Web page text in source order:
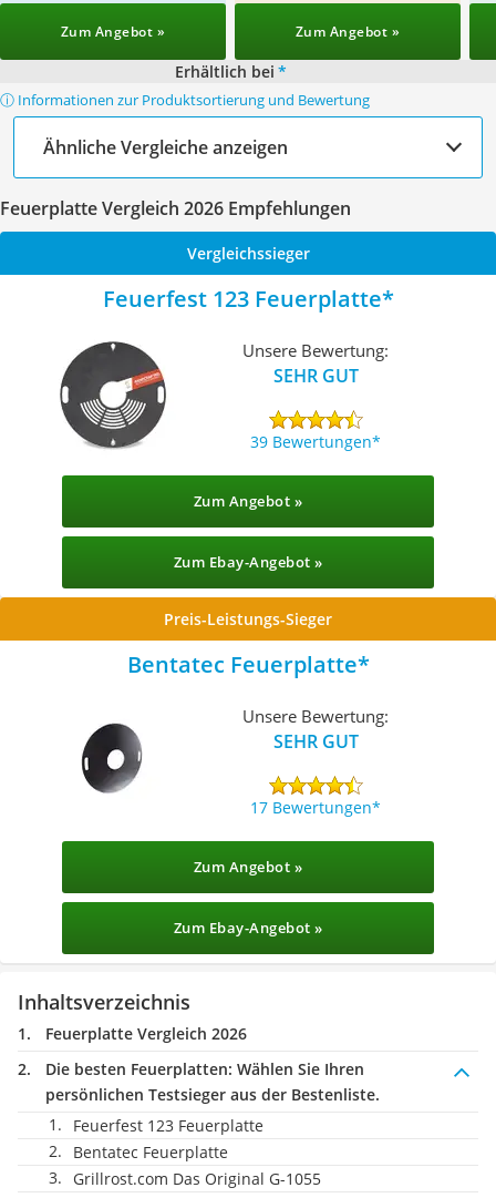
Zum Angebot » Zum Angebot »
Erhältlich bei *
ⓘ Informationen zur Produktsortierung und Bewertung
Ähnliche Vergleiche anzeigen
Feuerplatte Vergleich 2026 Empfehlungen
Vergleichssieger
Feuerfest 123 Feuerplatte
Unsere Bewertung:
SEHR GUT
39 Bewertungen
Zum Angebot »
Zum Ebay-Angebot »
Preis-Leistungs-Sieger
Bentatec Feuerplatte
Unsere Bewertung:
SEHR GUT
17 Bewertungen
Zum Angebot »
Zum Ebay-Angebot »
Inhaltsverzeichnis
Feuerplatte Vergleich 2026
Die besten Feuerplatten: Wählen Sie Ihren
persönlichen Testsieger aus der Bestenliste.
Feuerfest 123 Feuerplatte
Bentatec Feuerplatte
Grillrost.com Das Original G-1055